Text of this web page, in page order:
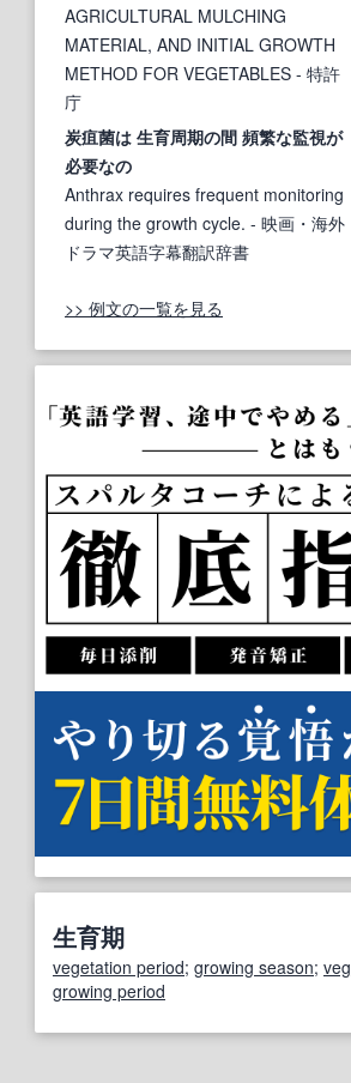
AGRICULTURAL MULCHING
MATERIAL, AND INITIAL GROWTH
METHOD FOR VEGETABLES - 特許
庁
炭疽菌は 生育周期の間 頻繁な監視が
必要なの
Anthrax requires frequent monitoring
during the growth cycle. - 映画・海外
ドラマ英語字幕翻訳辞書
>> 例文の一覧を見る
生育期
vegetation period; growing season;
growing period